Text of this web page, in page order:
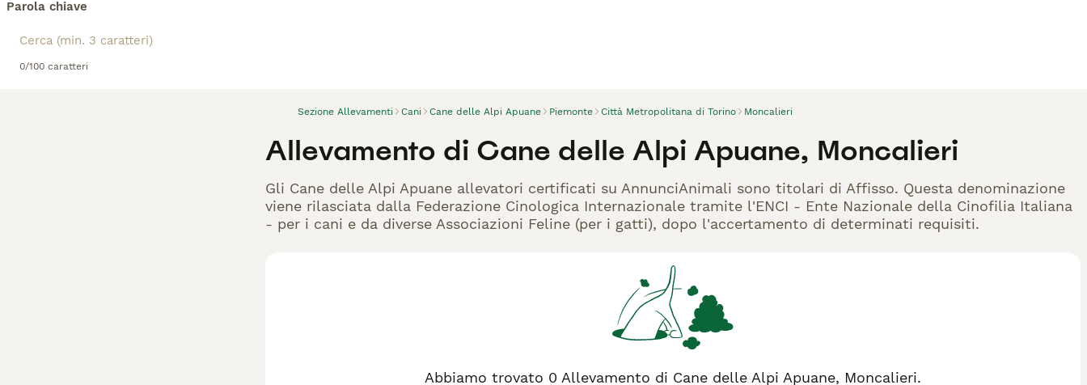
Parola chiave
0/100 caratteri
Sezione Allevamenti Cani Cane delle Alpi Apuane Piemonte Città Metropolitana di Torino Moncalieri
Allevamento di Cane delle Alpi Apuane, Moncalieri
Gli Cane delle Alpi Apuane allevatori certificati su AnnunciAnimali sono titolari di Affisso. Questa denominazione
viene rilasciata dalla Federazione Cinologica Internazionale tramite l'ENCI - Ente Nazionale della Cinofilia Italiana
- per i cani e da diverse Associazioni Feline (per i gatti), dopo l'accertamento di determinati requisiti.
Abbiamo trovato 0 Allevamento di Cane delle Alpi Apuane, Moncalieri.